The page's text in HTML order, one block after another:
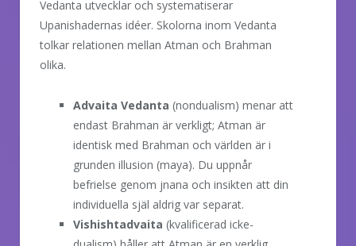
Vedanta utvecklar och systematiserar
Upanishadernas idéer. Skolorna inom Vedanta
tolkar relationen mellan Atman och Brahman
olika.
Advaita Vedanta (nondualism) menar att
endast Brahman är verkligt; Atman är
identisk med Brahman och världen är i
grunden illusion (maya). Du uppnår
befrielse genom jnana och insikten att din
individuella själ aldrig var separat.
Vishishtadvaita (kvalificerad icke-